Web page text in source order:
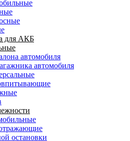
для АКБ
автомобиля
автомобиля
остановки